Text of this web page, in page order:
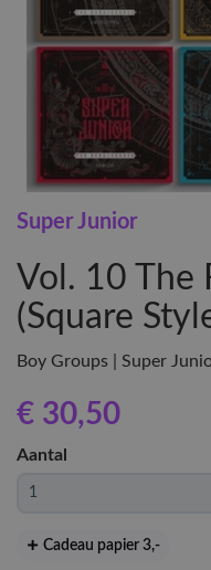
Super Junior
Vol. 10 The
(Square
Boy Groups | Super
€ 30,50
Aantal
Cadeau papier 3,-